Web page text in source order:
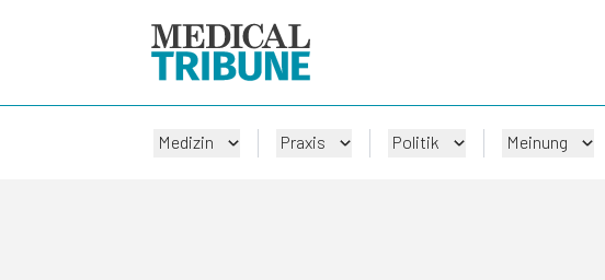
Medizin Praxis Politik Meinung